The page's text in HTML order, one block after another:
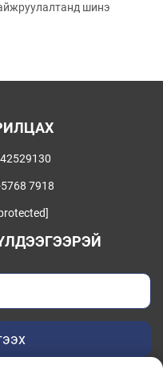
шинэ
7918